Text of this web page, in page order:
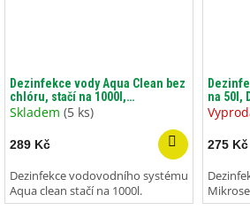
Dezinfekce vody Aqua Clean bez
chlóru, stačí na 1000l,
YACHTICON
Skladem (5 ks)
289 Kč
Dezinfekce vodovodního systému
Aqua clean stačí na 1000l.
na 50l,
275 Kč